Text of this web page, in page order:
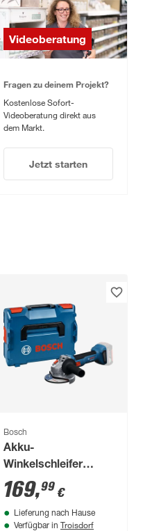
Videoberatung
Fragen zu deinem Projekt?
Kostenlose Sofort-
Videoberatung direkt aus
dem Markt.
Jetzt starten
Bosch
Akku-
Winkelschleifer
'GWS 18V-8' mit L-
BOXX
169,99 €
Lieferung nach Hause
Verfügbar in Troisdorf